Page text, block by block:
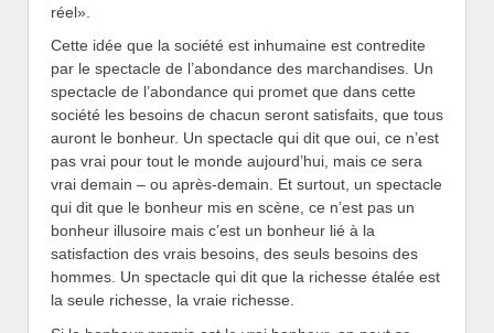
réel».
Cette idée que la société est inhumaine est contredite
par le spectacle de l’abondance des marchandises. Un
spectacle de l’abondance qui promet que dans cette
société les besoins de chacun seront satisfaits, que tous
auront le bonheur. Un spectacle qui dit que oui, ce n’est
pas vrai pour tout le monde aujourd’hui, mais ce sera
vrai demain – ou après-demain. Et surtout, un spectacle
qui dit que le bonheur mis en scène, ce n’est pas un
bonheur illusoire mais c’est un bonheur lié à la
satisfaction des vrais besoins, des seuls besoins des
hommes. Un spectacle qui dit que la richesse étalée est
la seule richesse, la vraie richesse.